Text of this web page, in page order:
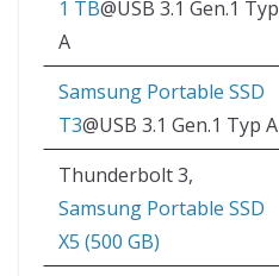
1 TB@USB 3.1 Gen.1 Typ
A
Samsung Portable SSD
T3@USB 3.1 Gen.1 Typ A
Thunderbolt 3,
Samsung Portable SSD
X5 (500 GB)